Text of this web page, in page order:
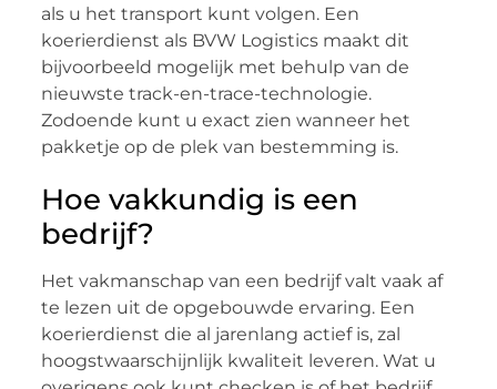
als u het transport kunt volgen. Een
koerierdienst als BVW Logistics maakt dit
bijvoorbeeld mogelijk met behulp van de
nieuwste track-en-trace-technologie.
Zodoende kunt u exact zien wanneer het
pakketje op de plek van bestemming is.
Hoe vakkundig is een
bedrijf?
Het vakmanschap van een bedrijf valt vaak af
te lezen uit de opgebouwde ervaring. Een
koerierdienst die al jarenlang actief is, zal
hoogstwaarschijnlijk kwaliteit leveren. Wat u